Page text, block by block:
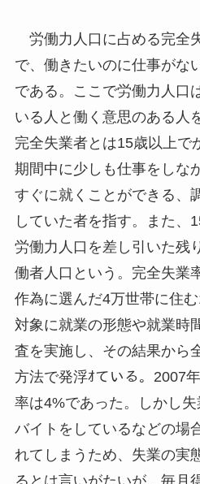
労働力人口に占める完全
で、働きたいのに仕事がな
である。ここで労働力人口
いる人と働く意思のある人
完全失業者とは15歳以上で
期間中に少しも仕事をしな
すぐに就くことができる、
していた者を指す。また、
労働力人口を差し引いた残
働者人口という。完全失業
作為に選んだ4万世帯に住
対象に就業の形態や就業時
査を実施し、その結果から
方法で発浮ｵている。2007
率は4%であった。しかし
バイトをしているなどの場
れてしまうため、失業の実
るとは言いがたいが、毎月